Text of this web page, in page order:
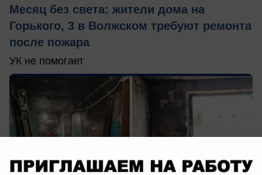
Месяц без света: жители дома на
Горького, 3 в Волжском требуют ремонта
после пожара
УК не помогает